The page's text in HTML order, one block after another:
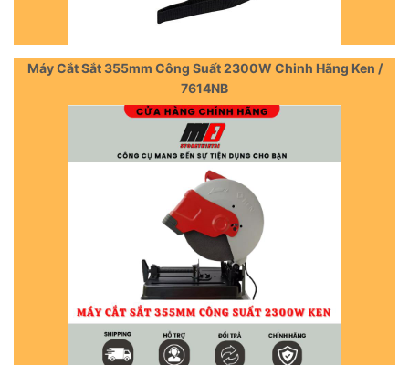
Máy Cắt Sắt 355mm Công Suất 2300W Chinh Hãng Ken /
7614NB